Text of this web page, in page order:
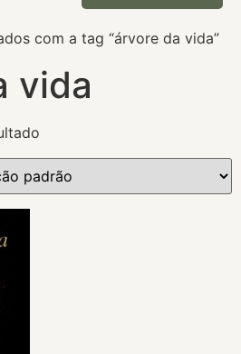
com a tag “árvore da vida”
vida